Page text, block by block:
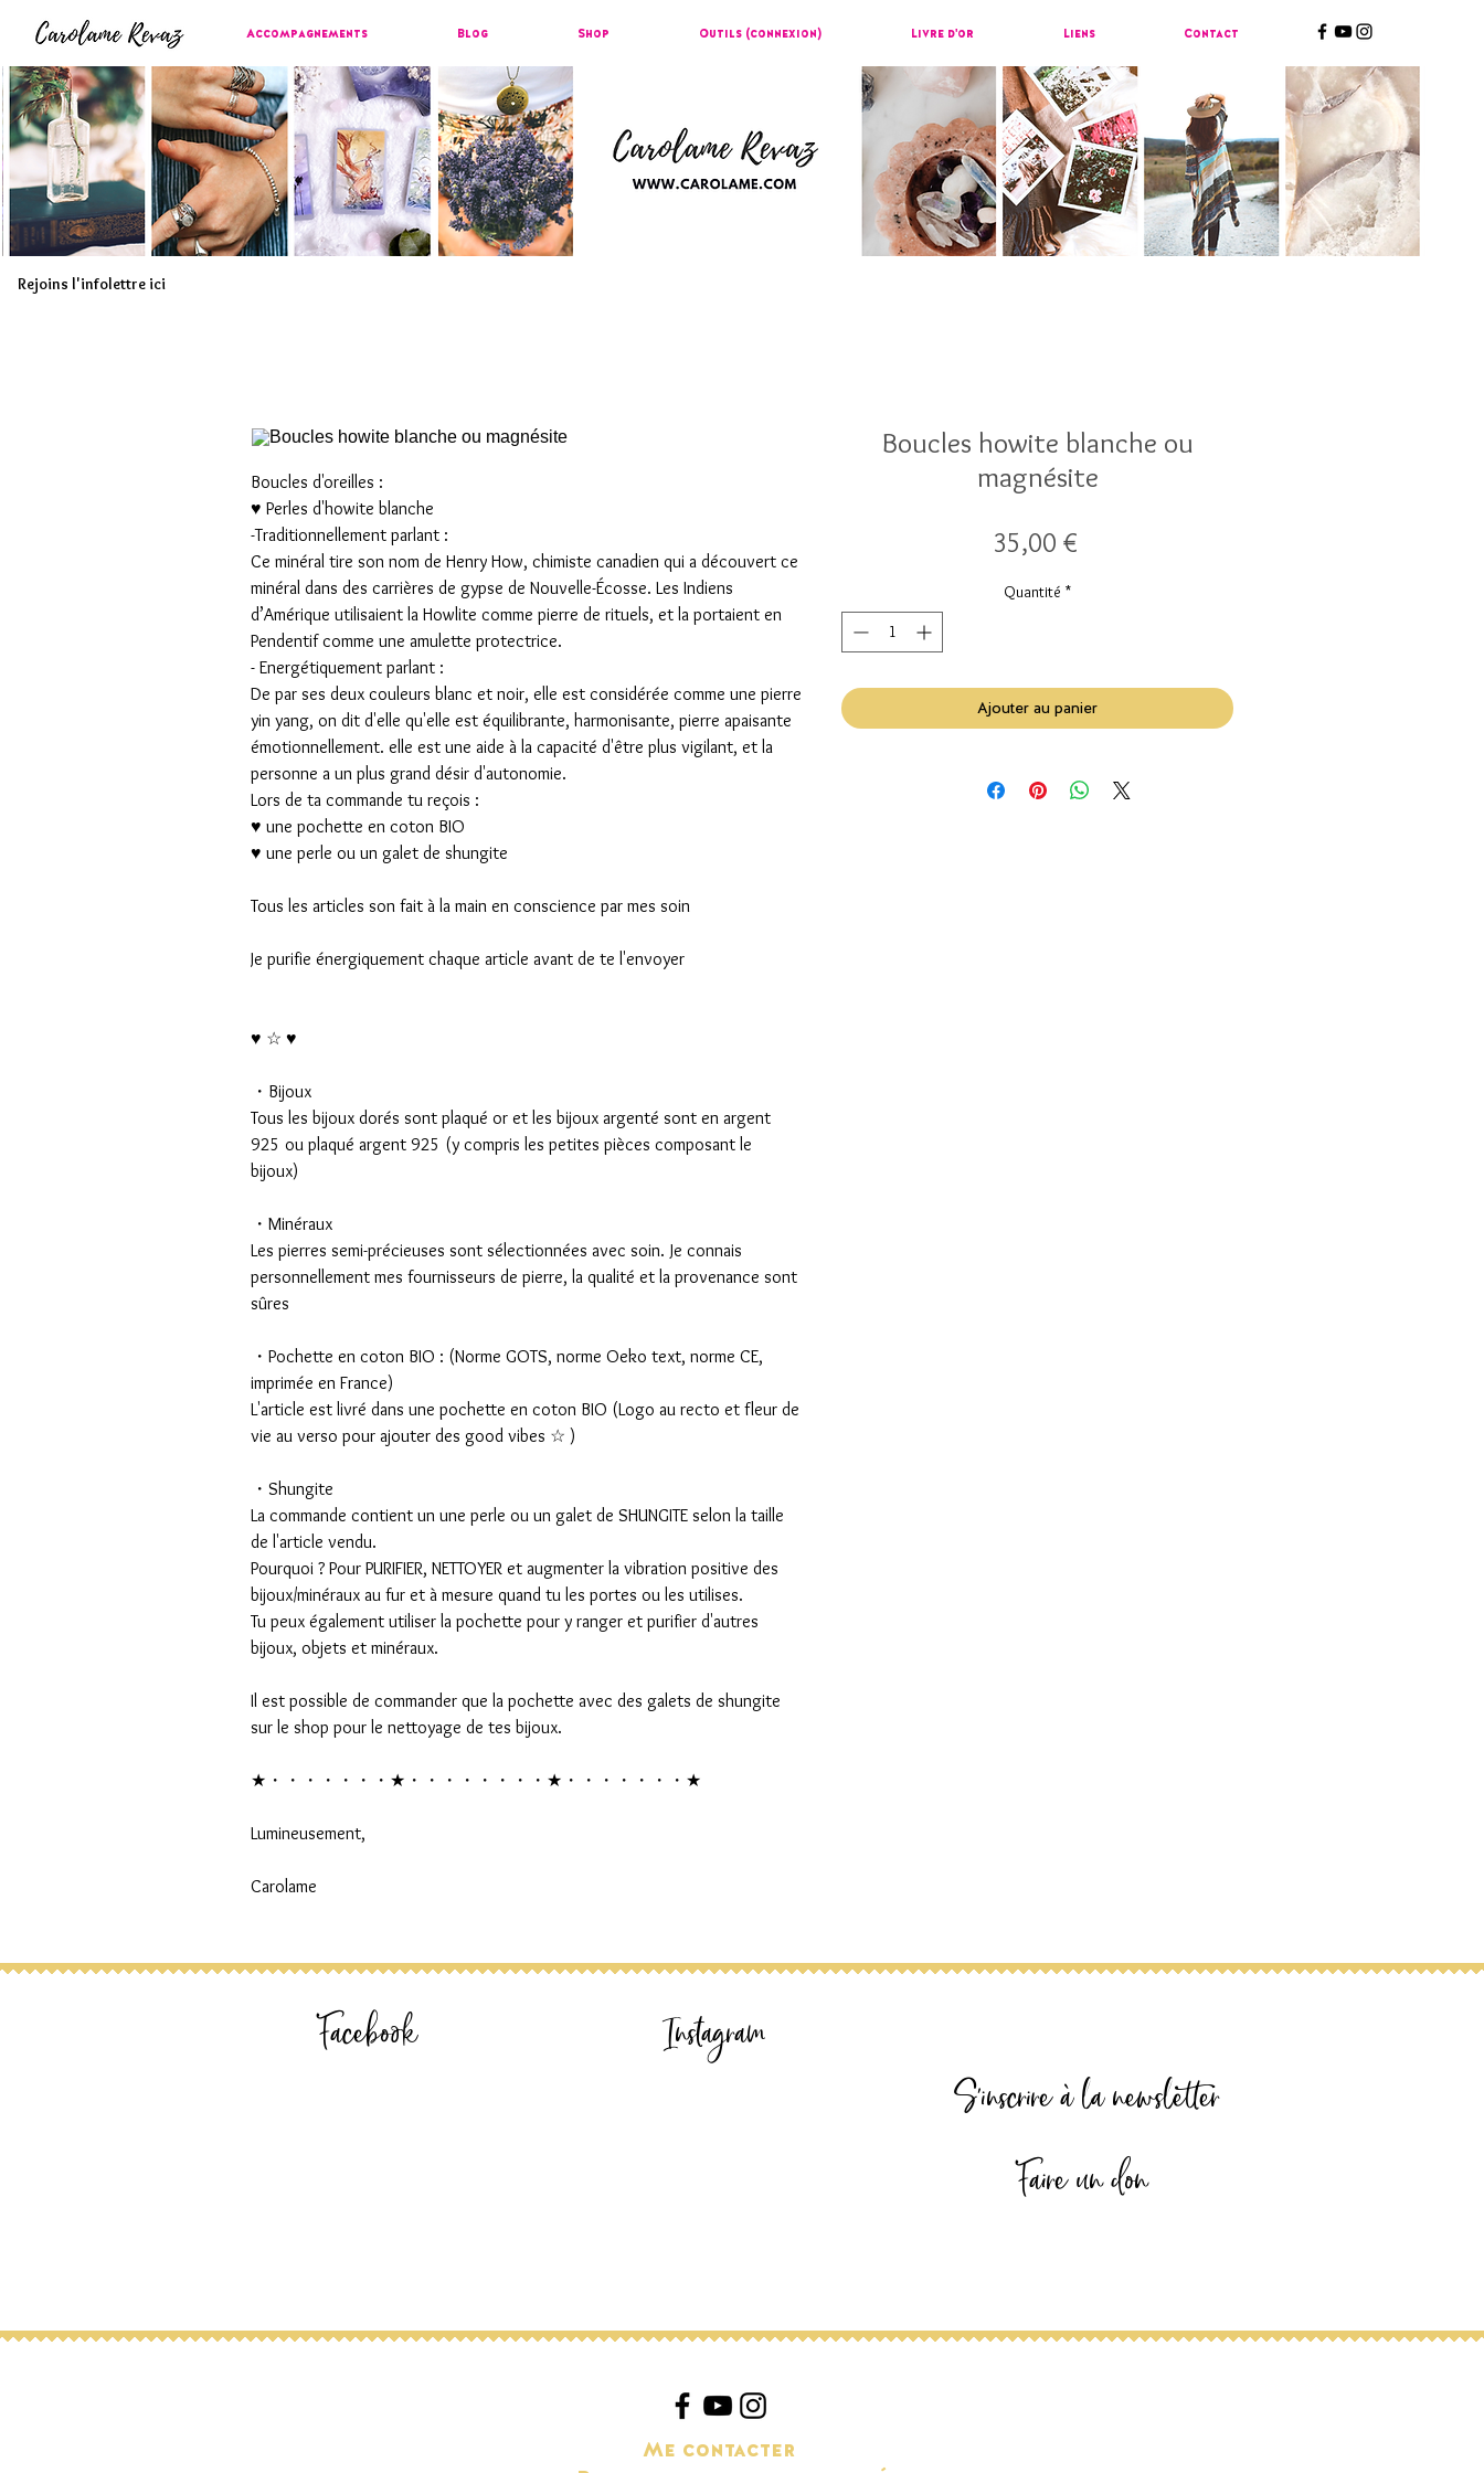
Accompagnements Blog Shop Outils (connexion) Livre d'or Liens Contact
Boucles d'oreilles :
♥ Perles d'howite blanche
-Traditionnellement parlant :
Ce minéral tire son nom de Henry How, chimiste canadien qui a découvert ce
minéral dans des carrières de gypse de Nouvelle-Écosse. Les Indiens
d’Amérique utilisaient la Howlite comme pierre de rituels, et la portaient en
Pendentif comme une amulette protectrice.
- Energétiquement parlant :
De par ses deux couleurs blanc et noir, elle est considérée comme une pierre
yin yang, on dit d'elle qu'elle est équilibrante, harmonisante, pierre apaisante
émotionnellement. elle est une aide à la capacité d'être plus vigilant, et la
personne a un plus grand désir d'autonomie.
Lors de ta commande tu reçois :
♥ une pochette en coton BIO
♥ une perle ou un galet de shungite
Tous les articles son fait à la main en conscience par mes soin
Je purifie énergiquement chaque article avant de te l'envoyer
♥ ☆ ♥
・Bijoux
Tous les bijoux dorés sont plaqué or et les bijoux argenté sont en argent
925 ou plaqué argent 925 (y compris les petites pièces composant le
bijoux)
・Minéraux
Les pierres semi-précieuses sont sélectionnées avec soin. Je connais
personnellement mes fournisseurs de pierre, la qualité et la provenance sont
sûres
・Pochette en coton BIO : (Norme GOTS, norme Oeko text, norme CE,
imprimée en France)
L'article est livré dans une pochette en coton BIO (Logo au recto et fleur de
vie au verso pour ajouter des good vibes ☆ )
・Shungite
La commande contient un une perle ou un galet de SHUNGITE selon la taille
de l'article vendu.
Pourquoi ? Pour PURIFIER, NETTOYER et augmenter la vibration positive des
bijoux/minéraux au fur et à mesure quand tu les portes ou les utilises.
Tu peux également utiliser la pochette pour y ranger et purifier d'autres
bijoux, objets et minéraux.
Il est possible de commander que la pochette avec des galets de shungite
sur le shop pour le nettoyage de tes bijoux.
★・・・・・・・★・・・・・・・・★・・・・・・・★
Lumineusement,
Carolame
Boucles howite blanche ou
magnésite
35,00 €Prix
Quantité *
Ajouter au panier
Rejoins l'infolettre ici
Facebook
Instagram
S'inscrire à la newsletter
Faire un don
Me contacter